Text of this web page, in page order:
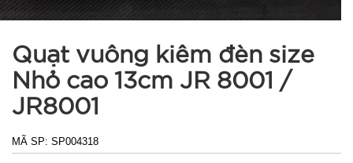
Quạt vuông kiêm đèn size
Nhỏ cao 13cm JR 8001 /
JR8001
MÃ SP: SP004318